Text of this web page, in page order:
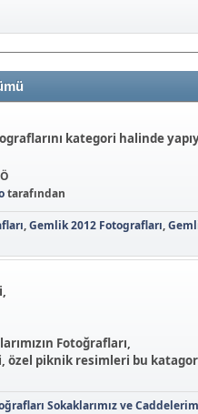
kategori halinde
tarafından
Gemlik 2012 Fotografları
Fotoğrafları,
piknik resimleri bu
Sokaklarımız ve